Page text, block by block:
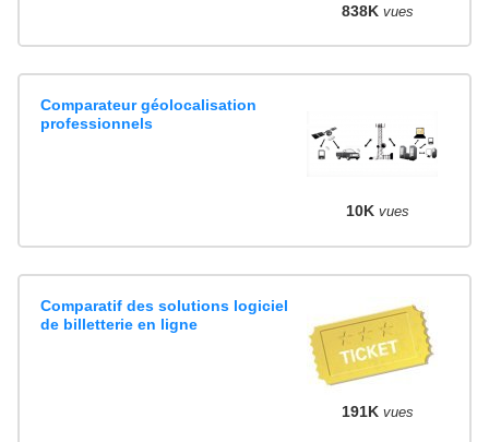
838K vues
Comparateur géolocalisation
professionnels
10K vues
Comparatif des solutions logiciel
de billetterie en ligne
191K vues